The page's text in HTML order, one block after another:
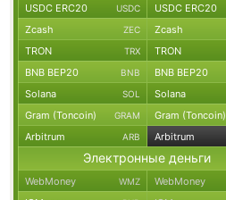
USDC ERC20 USDC USDC ERC20
Zcash ZEC Zcash
TRON TRX TRON
BNB BEP20 BNB BNB BEP20
Solana SOL Solana
Gram (Toncoin) GRAM Gram (Toncoin)
Arbitrum ARB Arbitrum
Электронные деньги
WebMoney WMZ WebMoney